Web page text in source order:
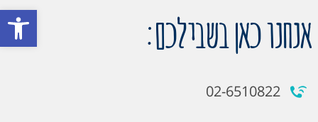
פתח אנחנו כאן בשבילכם:
02-6510822